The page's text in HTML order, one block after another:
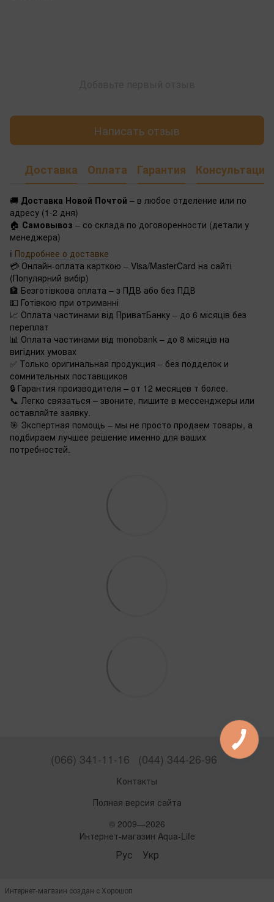
Написать отзыв
Доставка Оплата Гарантия Консультация
🚚 Доставка Новой Почтой – в любое отделение или по
адресу (1-2 дня)
🏠 Самовывоз – со склада по договоренности (детали у
менеджера)
ℹ️ Подробнее о доставке
💳 Онлайн-оплата карткою – Visa/MasterCard на сайті
(Популярний вибір)
🏦 Безготівкова оплата – з ПДВ або без ПДВ
💵 Готівкою при отриманні
📈 Оплата частинами від ПриватБанку – до 6 місяців без
переплат
📊 Оплата частинами від monobank – до 8 місяців на
вигідних умовах
✅ Только оригинальная продукция – без подделок и
сомнительных поставщиков
🔒 Гарантия производителя – от 12 месяцев т более.
📞 Легко связаться – звоните, пишите в мессенджеры или
оставляйте заявку.
🎯 Экспертная помощь – мы не просто продаем товары, а
подбираем лучшее решение именно для ваших
потребностей.
(066) 341-11-16 (044) 344-26-96
Контакты
Полная версия сайта
© 2009—2026
Интернет-магазин Aqua-Life
Рус Укр
Интернет-магазин создан с Хорошоп